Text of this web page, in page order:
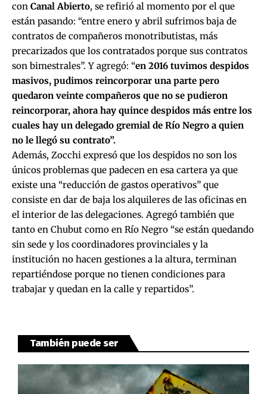
con Canal Abierto, se refirió al momento por el que
están pasando: “entre enero y abril sufrimos baja de
contratos de compañeros monotributistas, más
precarizados que los contratados porque sus contratos
son bimestrales”. Y agregó: “en 2016 tuvimos despidos
masivos, pudimos reincorporar una parte pero
quedaron veinte compañeros que no se pudieron
reincorporar, ahora hay quince despidos más entre los
cuales hay un delegado gremial de Río Negro a quien
no le llegó su contrato”.
Además, Zocchi expresó que los despidos no son los
únicos problemas que padecen en esa cartera ya que
existe una “reducción de gastos operativos” que
consiste en dar de baja los alquileres de las oficinas en
el interior de las delegaciones. Agregó también que
tanto en Chubut como en Río Negro “se están quedando
sin sede y los coordinadores provinciales y la
institución no hacen gestiones a la altura, terminan
repartiéndose porque no tienen condiciones para
trabajar y quedan en la calle y repartidos”.
También puede ser